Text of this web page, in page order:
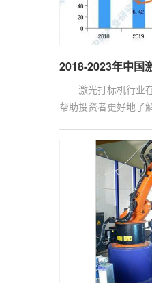
激光打标机行业
帮助投资者更好地了